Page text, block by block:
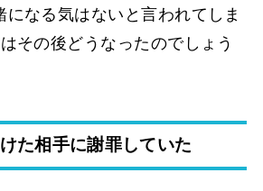
になる気はないと言われてしま
その後どうなったのでしょう
た相手に謝罪していた